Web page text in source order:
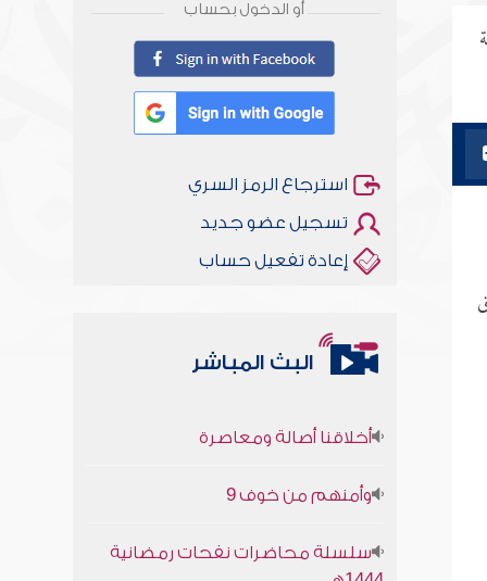
أو الدخول بحساب
استرجاع الرمز السري
تسجيل عضو جديد
إعادة تفعيل حساب
البث المباشر
1444هـ